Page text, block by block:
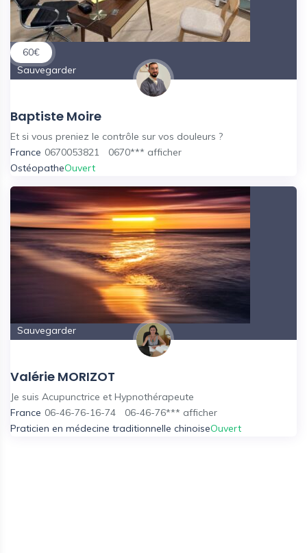
60€
Sauvegarder
Baptiste Moire
Et si vous preniez le contrôle sur vos douleurs ?
France 0670053821 0670*** afficher
OstéopatheOuvert
Sauvegarder
Valérie MORIZOT
Je suis Acupunctrice et Hypnothérapeute
France 06-46-76-16-74 06-46-76*** afficher
Praticien en médecine traditionnelle chinoiseOuvert